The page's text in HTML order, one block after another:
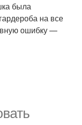
была
на все
ошибку —